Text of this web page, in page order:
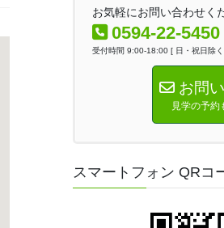
お気軽にお問い合わせく
0594-22-5450
受付時間 9:00-18:00 [ 日・祝日除
お問
見学の予約
スマートフォン QRコ